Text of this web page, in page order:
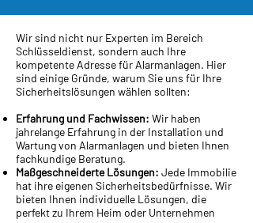
Wir sind nicht nur Experten im Bereich
Schlüsseldienst, sondern auch Ihre
kompetente Adresse für Alarmanlagen. Hier
sind einige Gründe, warum Sie uns für Ihre
Sicherheitslösungen wählen sollten:
Erfahrung und Fachwissen: Wir haben
jahrelange Erfahrung in der Installation und
Wartung von Alarmanlagen und bieten Ihnen
fachkundige Beratung.
Maßgeschneiderte Lösungen: Jede Immobilie
hat ihre eigenen Sicherheitsbedürfnisse. Wir
bieten Ihnen individuelle Lösungen, die
perfekt zu Ihrem Heim oder Unternehmen